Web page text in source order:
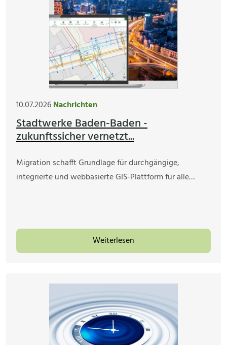
10.07.2026Nachrichten
Stadtwerke Baden-Baden -
zukunftssicher vernetzt...
Migration schafft Grundlage für durchgängige,
integrierte und webbasierte GIS-Plattform für alle…
Weiterlesen